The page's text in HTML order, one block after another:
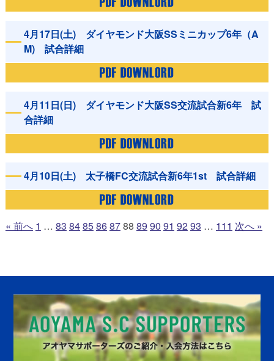
4月17日(土) ダイヤモンド大阪SSミニカップ6年（A
M) 試合詳細
4月11日(日) ダイヤモンド大阪SS交流試合新6年 試
合詳細
4月10日(土) 太子橋FC交流試合新6年1st 試合詳細
« 前へ 1 … 83 8485868788 89 90 91 9293 … 111 次へ »